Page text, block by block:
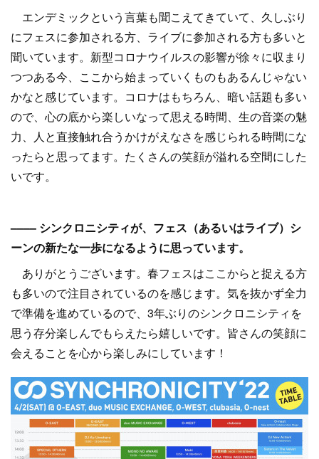
エンデミックという言葉も聞こえてきていて、久しぶり
にフェスに参加される方、ライブに参加される方も多いと
聞いています。新型コロナウイルスの影響が徐々に収まり
つつある今、ここから始まっていくものもあるんじゃない
かなと感じています。コロナはもちろん、暗い話題も多い
ので、心の底から楽しいなって思える時間、生の音楽の魅
力、人と直接触れ合うかけがえなさを感じられる時間にな
ったらと思ってます。たくさんの笑顔が溢れる空間にした
いです。
–––– シンクロニシティが、フェス（あるいはライブ）シ
ーンの新たな一歩になるように思っています。
ありがとうございます。春フェスはここからと捉える方
も多いので注目されているのを感じます。気を抜かず全力
で準備を進めているので、3年ぶりのシンクロニシティを
思う存分楽しんでもらえたら嬉しいです。皆さんの笑顔に
会えることを心から楽しみにしています！